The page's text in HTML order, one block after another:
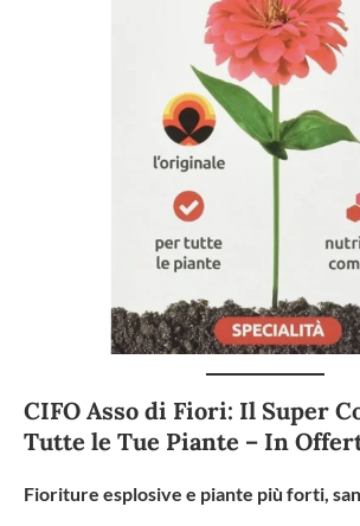
CIFO Asso di Fiori: Il Super
Tutte le Tue Piante – In
Fioriture esplosive e piante più forti,